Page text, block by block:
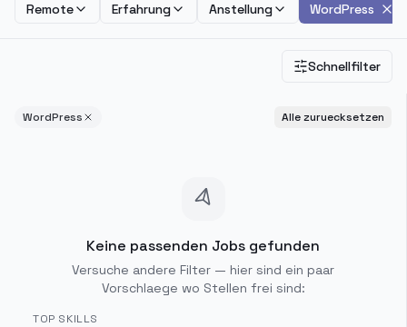
Remote Erfahrung Anstellung WordPress
Schnellfilter
WordPress Alle zuruecksetzen
Keine passenden Jobs gefunden
Versuche andere Filter — hier sind ein paar
Vorschlaege wo Stellen frei sind:
TOP SKILLS